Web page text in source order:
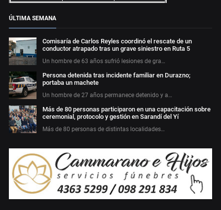
ÚLTIMA SEMANA
Comisaría de Carlos Reyles coordinó el rescate de un
conductor atrapado tras un grave siniestro en Ruta 5
Un hombre de 63 años sufrió lesiones de gra…
Persona detenida tras incidente familiar en Durazno;
portaba un machete
Un hombre de 27 años permanece detenido y a…
Más de 80 personas participaron en una capacitación sobre
ceremonial, protocolo y gestión en Sarandí del Yí
Más de 80 personas de distintas localidades…